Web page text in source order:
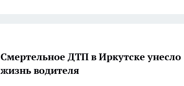
Смертельное ДТП в Иркутске унесло
жизнь водителя